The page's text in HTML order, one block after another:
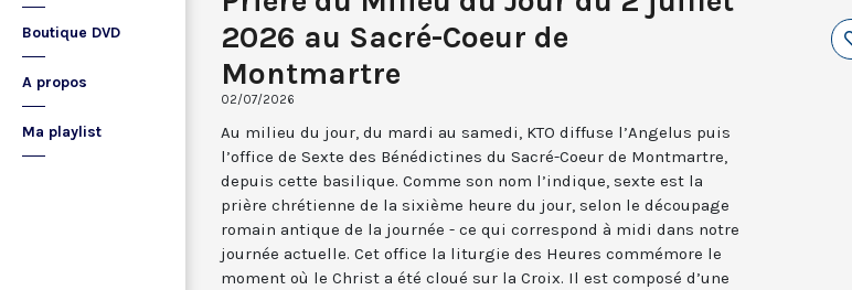
Boutique DVD
A propos
Ma playlist
2026 au Sacré-Coeur de
Montmartre
02/07/2026
Au milieu du jour, du mardi au samedi, KTO diffuse l’Angelus puis
l’office de Sexte des Bénédictines du Sacré-Coeur de Montmartre,
depuis cette basilique. Comme son nom l’indique, sexte est la
prière chrétienne de la sixième heure du jour, selon le découpage
romain antique de la journée - ce qui correspond à midi dans notre
journée actuelle. Cet office la liturgie des Heures commémore le
moment où le Christ a été cloué sur la Croix. Il est composé d’une